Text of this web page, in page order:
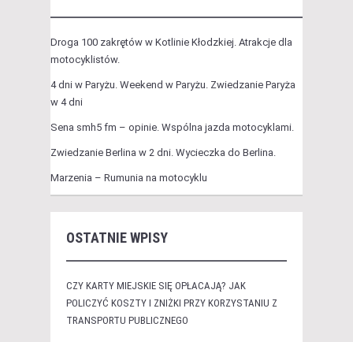
Droga 100 zakrętów w Kotlinie Kłodzkiej. Atrakcje dla
motocyklistów.
4 dni w Paryżu. Weekend w Paryżu. Zwiedzanie Paryża
w 4 dni
Sena smh5 fm – opinie. Wspólna jazda motocyklami.
Zwiedzanie Berlina w 2 dni. Wycieczka do Berlina.
Marzenia – Rumunia na motocyklu
OSTATNIE WPISY
CZY KARTY MIEJSKIE SIĘ OPŁACAJĄ? JAK
POLICZYĆ KOSZTY I ZNIŻKI PRZY KORZYSTANIU Z
TRANSPORTU PUBLICZNEGO